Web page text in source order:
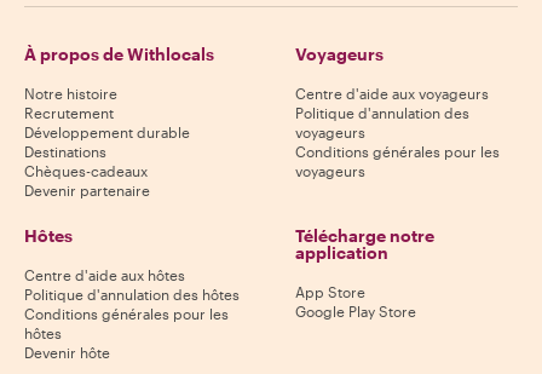
À propos de Withlocals
Notre histoire
Recrutement
Développement durable
Destinations
Chèques-cadeaux
Devenir partenaire
Voyageurs
Centre d'aide aux voyageurs
Politique d'annulation des
voyageurs
Conditions générales pour les
voyageurs
Hôtes
Centre d'aide aux hôtes
Politique d'annulation des hôtes
Conditions générales pour les
hôtes
Devenir hôte
Télécharge notre
application
App Store
Google Play Store